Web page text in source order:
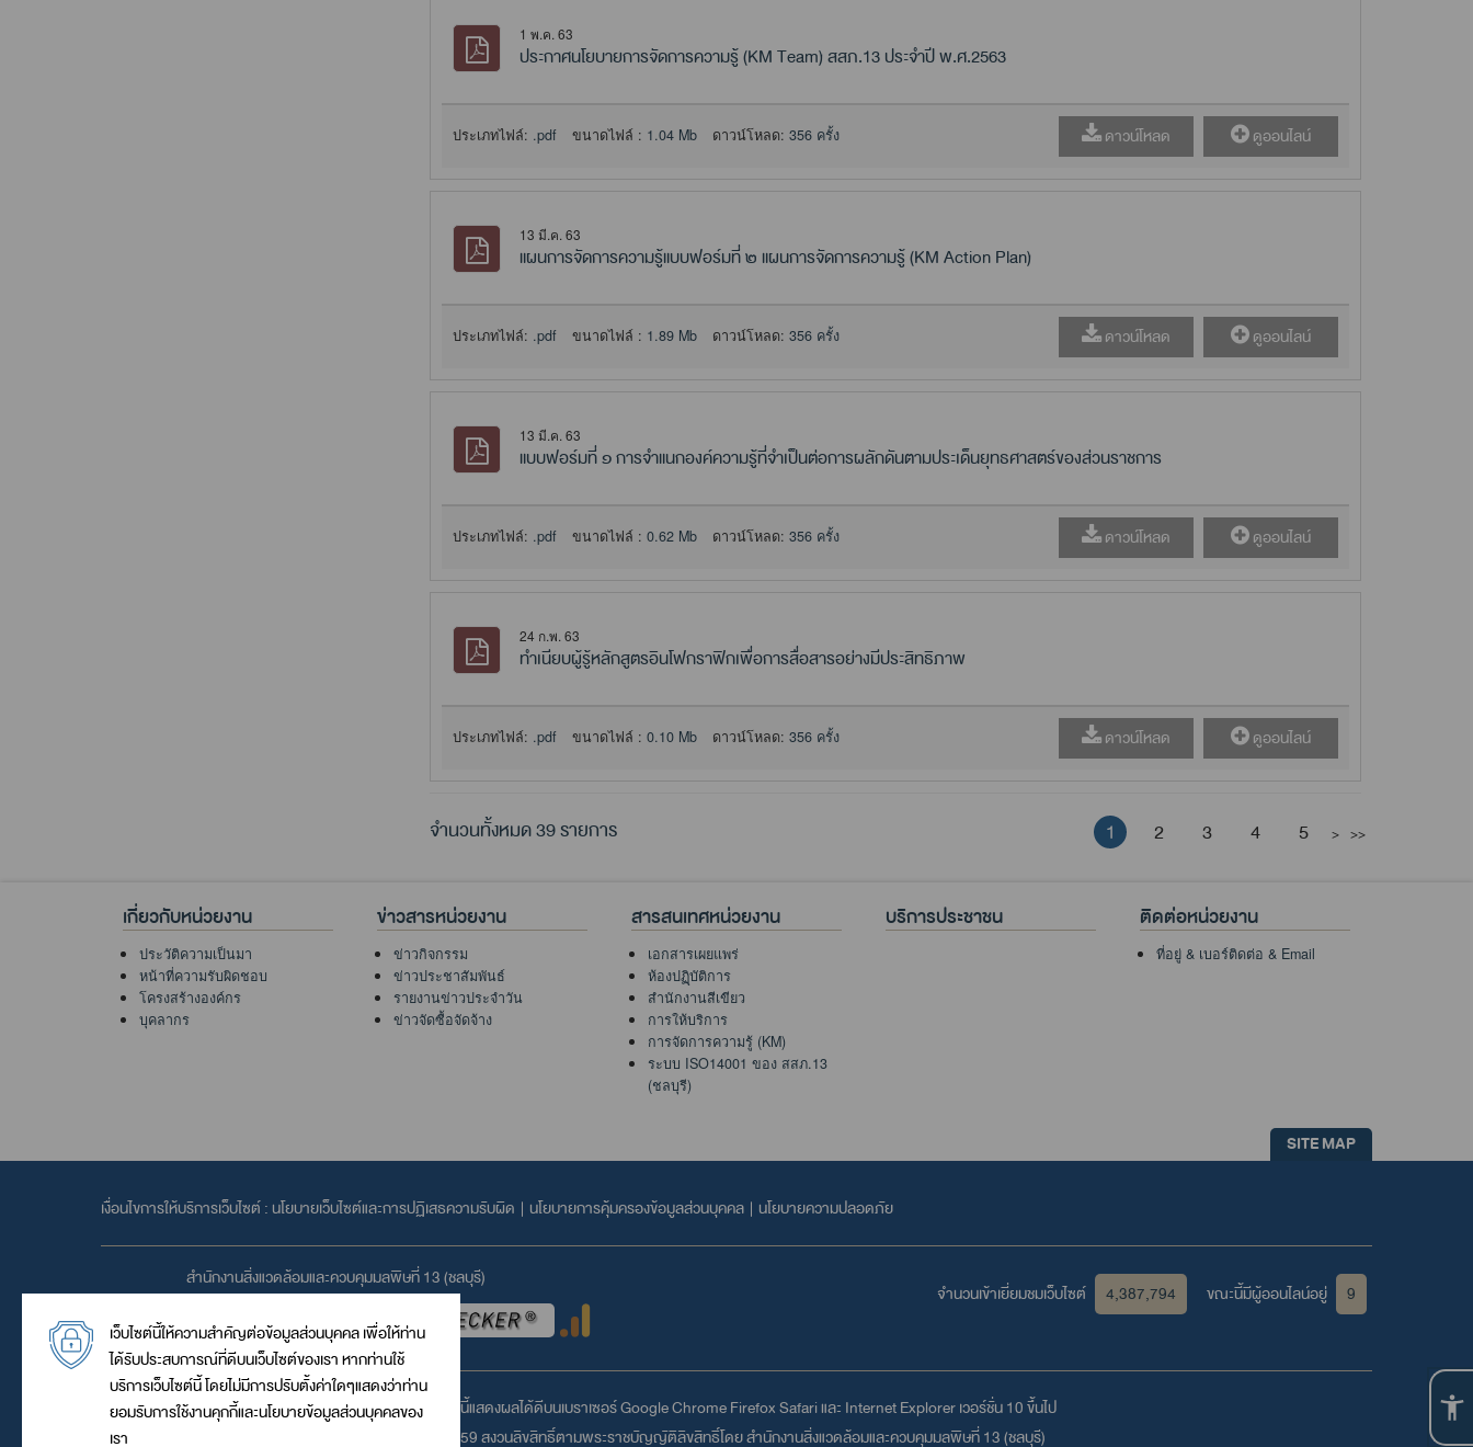
1 พ.ค. 63
ประกาศนโยบายการจัดการความรู้ (KM Team) สสภ.13 ประจำปี พ.ศ.2563
ประเภทไฟล์: .pdf ขนาดไฟล์ : 1.04 Mb ดาวน์โหลด: 356 ครั้ง ดาวน์โหลด ดูออนไลน์
13 มี.ค. 63
แผนการจัดการความรู้แบบฟอร์มที่ ๒ แผนการจัดการความรู้ (KM Action Plan)
ประเภทไฟล์: .pdf ขนาดไฟล์ : 1.89 Mb ดาวน์โหลด: 356 ครั้ง ดาวน์โหลด ดูออนไลน์
13 มี.ค. 63
แบบฟอร์มที่ ๑ การจำแนกองค์ความรู้ที่จำเป็นต่อการผลักดันตามประเด็นยุทธศาสตร์ของส่วนราชการ
ประเภทไฟล์: .pdf ขนาดไฟล์ : 0.62 Mb ดาวน์โหลด: 356 ครั้ง ดาวน์โหลด ดูออนไลน์
24 ก.พ. 63
ทำเนียบผู้รู้หลักสูตรอินโฟกราฟิกเพื่อการสื่อสารอย่างมีประสิทธิภาพ
ประเภทไฟล์: .pdf ขนาดไฟล์ : 0.10 Mb ดาวน์โหลด: 356 ครั้ง ดาวน์โหลด ดูออนไลน์
จำนวนทั้งหมด 39 รายการ 1 2 3 4 5 > >>
เกี่ยวกับหน่วยงาน
ประวัติความเป็นมา
หน้าที่ความรับผิดชอบ
โครงสร้างองค์กร
บุคลากร
ข่าวสารหน่วยงาน
ข่าวกิจกรรม
ข่าวประชาสัมพันธ์
รายงานข่าวประจำวัน
ข่าวจัดซื้อจัดจ้าง
สารสนเทศหน่วยงาน
เอกสารเผยแพร่
ห้องปฏฺิบัติการ
สำนักงานสีเขียว
การให้บริการ
การจัดการความรู้ (KM)
ระบบ ISO14001 ของ สสภ.13
(ชลบุรี)
บริการประชาชน ติดต่อหน่วยงาน
ที่อยู่ & เบอร์ติดต่อ & Email
SITE MAP
เงื่อนไขการให้บริการเว็บไซต์ : นโยบายเว็บไซต์และการปฏิเสธความรับผิด | นโยบายการคุ้มครองข้อมูลส่วนบุคคล | นโยบายความปลอดภัย
สำนักงานสิ่งแวดล้อมและควบคุมมลพิษที่ 13 (ชลบุรี)
จำนวนเข้าเยี่ยมชมเว็บไซต์ 4,387,794 ขณะนี้มีผู้ออนไลน์อยู่ 9
เว็บไซต์นี้แสดงผลได้ดีบนเบราเซอร์Google ChromeFirefoxSafariและ Internet Explorerเวอร์ชั่น 10 ขึ้นไป
© 2559 สงวนลิขสิทธิ์ตามพระราชบัญญัติลิขสิทธิ์โดย สำนักงานสิ่งแวดล้อมและควบคุมมลพิษที่ 13 (ชลบุรี)
เว็บไซต์นี้ให้ความสำคัญต่อข้อมูลส่วนบุคคล เพื่อให้ท่าน
ได้รับประสบการณ์ที่ดีบนเว็บไซต์ของเรา หากท่านใช้
บริการเว็บไซต์นี้ โดยไม่มีการปรับตั้งค่าใดๆแสดงว่าท่าน
ยอมรับการใช้งานคุกกี้และนโยบายข้อมูลส่วนบุคคลของ
เรา